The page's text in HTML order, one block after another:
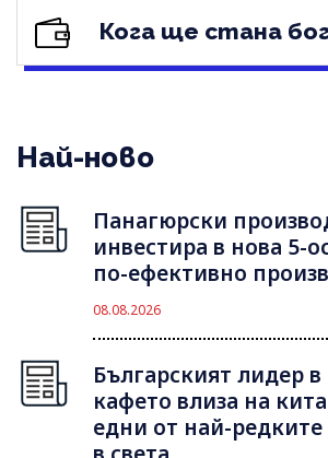
Кога ще стана
Най-ново
Панагюрски
инвестира в нова 5-
по-ефективно
08.08.2026
Българският лидер
кафето влиза на
едни от най-